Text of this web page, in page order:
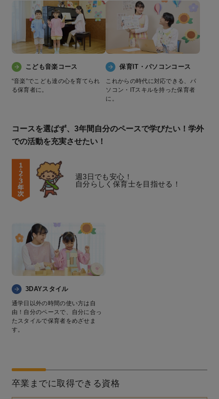
こども音楽コース
“音楽”でこども達の心を育てられ
る保育者に。
保育IT・パソコンコース
これからの時代に対応できる、パ
ソコン・ITスキルを持った保育者
に。
コースを選ばず、3年間自分のペースで学びたい！学外
での活動を充実させたい！
週3日でも安心！
自分らしく保育士を目指せる！
3DAYスタイル
通学日以外の時間の使い方は自
由！自分のペースで、自分に合っ
たスタイルで保育者をめざせま
す。
卒業までに取得できる資格